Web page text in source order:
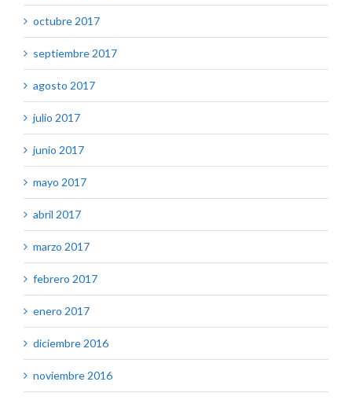
octubre 2017
septiembre 2017
agosto 2017
julio 2017
junio 2017
mayo 2017
abril 2017
marzo 2017
febrero 2017
enero 2017
diciembre 2016
noviembre 2016